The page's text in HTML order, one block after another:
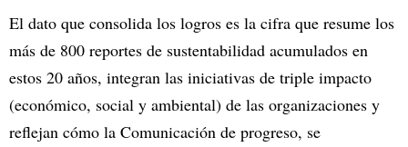
El dato que consolida los logros es la cifra que resume los
más de 800 reportes de sustentabilidad acumulados en
estos 20 años, integran las iniciativas de triple impacto
(económico, social y ambiental) de las organizaciones y
reflejan cómo la Comunicación de progreso, se